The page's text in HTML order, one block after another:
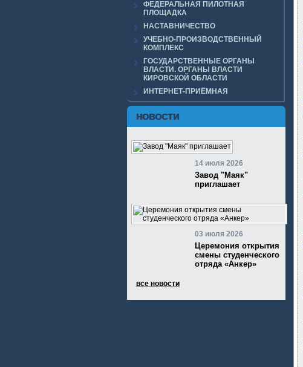
ФЕДЕРАЛЬНАЯ ПИЛОТНАЯ
ПЛОЩАДКА
НАСТАВНИЧЕСТВО
УЧЕБНО-ПРОИЗВОДСТВЕННЫЙ
КОМПЛЕКС
ГОСУДАРСТВЕННЫЕ ОРГАНЫ
ВЛАСТИ. ОРГАНЫ ВЛАСТИ
КИРОВСКОЙ ОБЛАСТИ
ИНТЕРНЕТ-ПРИЁМНАЯ
НОВОСТИ
14 июля 2026
Завод "Маяк"
приглашает
03 июля 2026
Церемония открытия
смены студенческого
отряда «Анкер»
все новости